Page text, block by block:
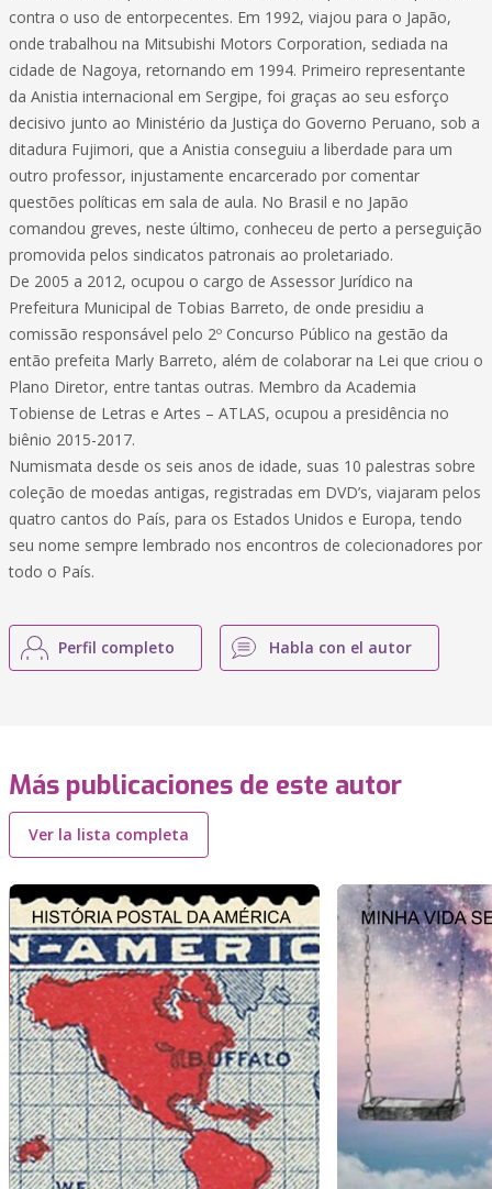
contra o uso de entorpecentes. Em 1992, viajou para o Japão,
onde trabalhou na Mitsubishi Motors Corporation, sediada na
cidade de Nagoya, retornando em 1994. Primeiro representante
da Anistia internacional em Sergipe, foi graças ao seu esforço
decisivo junto ao Ministério da Justiça do Governo Peruano, sob a
ditadura Fujimori, que a Anistia conseguiu a liberdade para um
outro professor, injustamente encarcerado por comentar
questões políticas em sala de aula. No Brasil e no Japão
comandou greves, neste último, conheceu de perto a perseguição
promovida pelos sindicatos patronais ao proletariado.
De 2005 a 2012, ocupou o cargo de Assessor Jurídico na
Prefeitura Municipal de Tobias Barreto, de onde presidiu a
comissão responsável pelo 2º Concurso Público na gestão da
então prefeita Marly Barreto, além de colaborar na Lei que criou o
Plano Diretor, entre tantas outras. Membro da Academia
Tobiense de Letras e Artes – ATLAS, ocupou a presidência no
biênio 2015-2017.
Numismata desde os seis anos de idade, suas 10 palestras sobre
coleção de moedas antigas, registradas em DVD’s, viajaram pelos
quatro cantos do País, para os Estados Unidos e Europa, tendo
seu nome sempre lembrado nos encontros de colecionadores por
todo o País.
Perfil completo Habla con el autor
Más publicaciones de este autor
Ver la lista completa